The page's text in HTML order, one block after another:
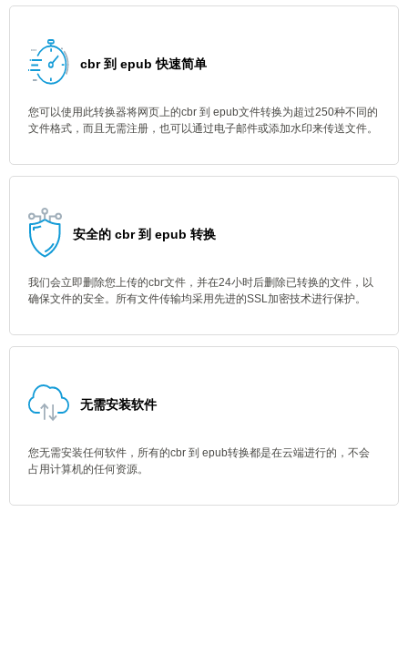
cbr 到 epub 快速简单
您可以使用此转换器将网页上的cbr 到 epub文件转换为超过250种不同的
文件格式，而且无需注册，也可以通过电子邮件或添加水印来传送文件。
安全的 cbr 到 epub 转换
我们会立即删除您上传的cbr文件，并在24小时后删除已转换的文件，以
确保文件的安全。所有文件传输均采用先进的SSL加密技术进行保护。
无需安装软件
您无需安装任何软件，所有的cbr 到 epub转换都是在云端进行的，不会
占用计算机的任何资源。